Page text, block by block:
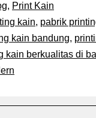
, Print Kain
kain, pabrik
kain bandung,
kain berkualitas di